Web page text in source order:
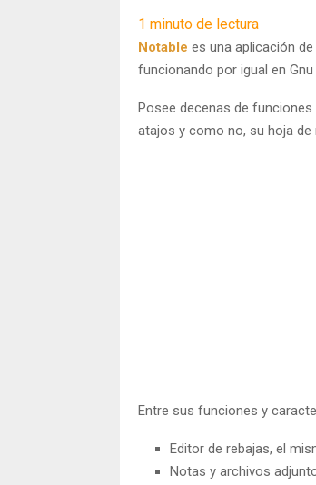
1 minuto de lectura
Notable es una aplicación
funcionando por igual en
Posee decenas de
atajos y como no, su hoja
Entre sus funciones y
Editor de rebajas, el
Notas y archivos